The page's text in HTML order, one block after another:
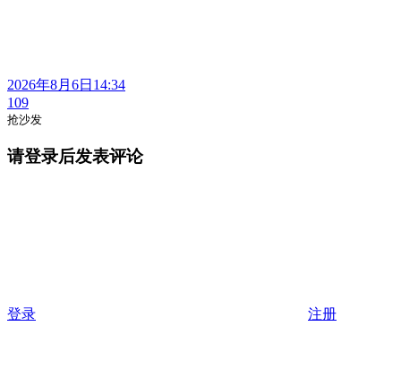
2026年8月6日14:34
109
抢沙发
请登录后发表评论
登录 注册